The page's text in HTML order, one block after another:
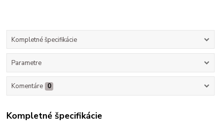
Kompletné špecifikácie
Parametre
Komentáre 0
Kompletné špecifikácie